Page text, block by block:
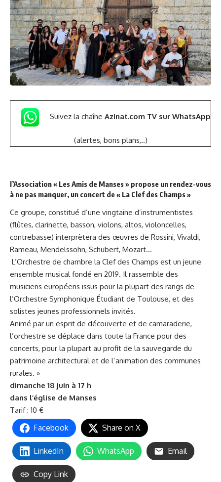
Suivez la chaîne Azinat.com TV sur WhatsApp
(alertes, bons plans,..)
l’Association « Les Amis de Manses » propose un rendez-vous
à ne pas manquer, un concert de « La Clef des Champs»
Ce groupe, constitué d’une vingtaine d’instrumentistes
(flûtes, clarinette, basson, violons, altos, violoncelles,
contrebasse) interprètera des œuvres de Rossini, Vivaldi,
Rameau, Mendelssohn, Schubert, Mozart…
L’Orchestre de chambre la Clef des Champs est un jeune
ensemble musical fondé en 2019. Il rassemble des
musiciens européens issus pour la plupart des rangs de
l’Orchestre Symphonique Étudiant de Toulouse, et des
solistes jeunes professionnels invités.
Animé par un esprit de découverte et de camaraderie,
l’orchestre se déplace dans toute la France pour des
concerts, pour la plupart au profit de la sauvegarde du
patrimoine architectural et de l’animation des communes
rurales. »
dimanche 18 juin à 17 h
dans l’église de Manses
Tarif : 10 €
Facebook Share on X
LinkedIn WhatsApp Email
Copy Link